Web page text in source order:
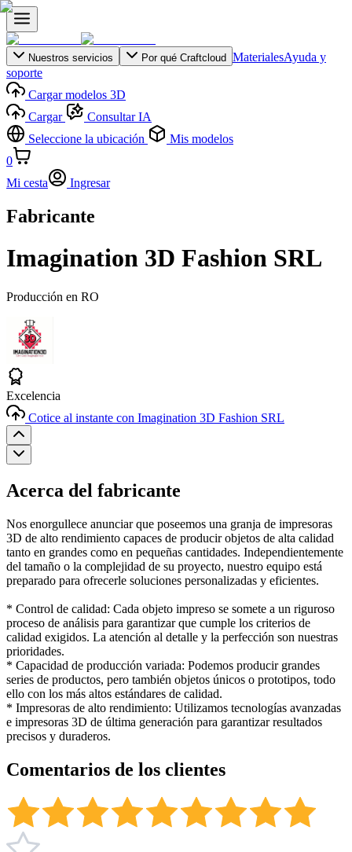
Nuestros servicios Por qué Craftcloud MaterialesAyuda y
soporte
Cargar modelos 3D
Cargar
Consultar IA
Seleccione la ubicación
Mis modelos
0
Mi cesta
Ingresar
Fabricante
Imagination 3D Fashion SRL
Producción en RO
Excelencia
Cotice al instante con Imagination 3D Fashion SRL
Acerca del fabricante
Nos enorgullece anunciar que poseemos una granja de impresoras
3D de alto rendimiento capaces de producir objetos de alta calidad
tanto en grandes como en pequeñas cantidades. Independientemente
del tamaño o la complejidad de su proyecto, nuestro equipo está
preparado para ofrecerle soluciones personalizadas y eficientes.
* Control de calidad: Cada objeto impreso se somete a un riguroso
proceso de análisis para garantizar que cumple los criterios de
calidad exigidos. La atención al detalle y la perfección son nuestras
prioridades.
* Capacidad de producción variada: Podemos producir grandes
series de productos, pero también objetos únicos o prototipos, todo
ello con los más altos estándares de calidad.
* Impresoras de alto rendimiento: Utilizamos tecnologías avanzadas
e impresoras 3D de última generación para garantizar resultados
precisos y duraderos.
Comentarios de los clientes